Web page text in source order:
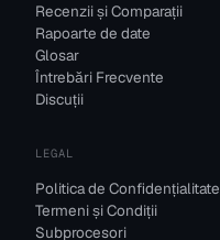
Recenzii și Comparații
Rapoarte de date
Glosar
Întrebări Frecvente
Discuții
LEGAL
Politica de Confidențialitate
Termeni și Condiții
Subprocesori